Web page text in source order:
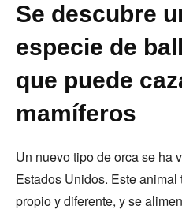
Se descubre
especie de
que puede
mamíferos
Un nuevo tipo de orca se ha
Estados Unidos. Este
propio y diferente, y se